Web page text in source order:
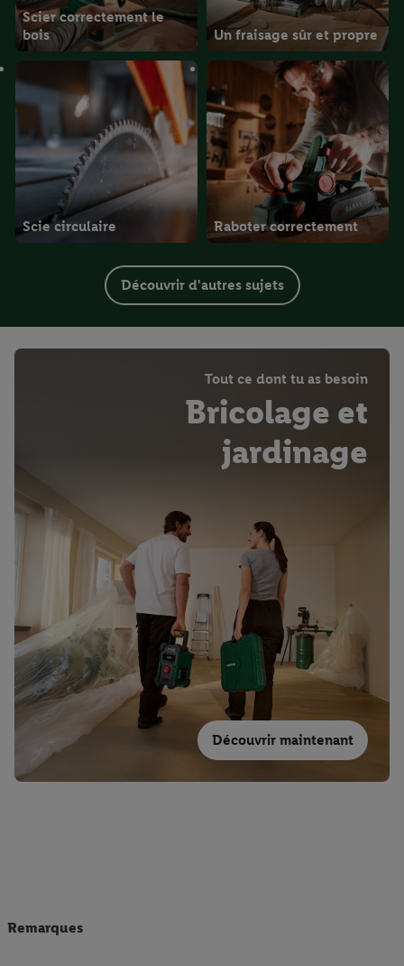
Scier correctement le
bois
Un fraisage sûr et propre
Scie circulaire Raboter correctement
Découvrir d'autres sujets
Tout ce dont tu as besoin
Bricolage et
jardinage
Découvrir maintenant
Remarques